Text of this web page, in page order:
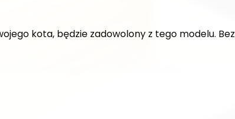
kota, będzie zadowolony z tego modelu. Bez